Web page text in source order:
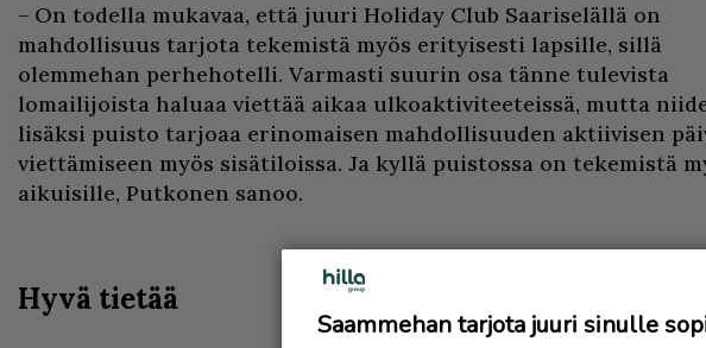
– On todella mukavaa, että juuri Holiday Club Saariselällä on
mahdollisuus tarjota tekemistä myös erityisesti lapsille, sillä
olemmehan perhehotelli. Varmasti suurin osa tänne tulevista
lomailijoista haluaa viettää aikaa ulkoaktiviteeteissä, mutta
lisäksi puisto tarjoaa erinomaisen mahdollisuuden aktiivisen
viettämiseen myös sisätiloissa. Ja kyllä puistossa on tekemistä
aikuisille, Putkonen sanoo.
Hyvä tietää
Saammehan tarjota juuri sinulle